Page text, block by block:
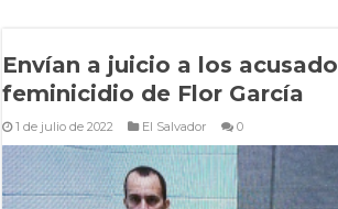
Envían a juicio a los
feminicidio de Flor García
1 de julio de 2022 El Salvador 0